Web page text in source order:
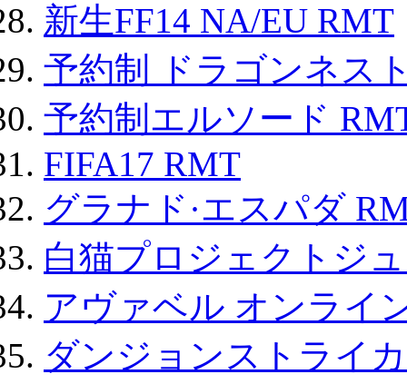
新生FF14 NA/EU RMT
予約制 ドラゴンネス
予約制エルソード
FIFA17 RMT
グラナド·エスパダ
白猫プロジェクトジ
アヴァベル オンライ
ダンジョンストライ